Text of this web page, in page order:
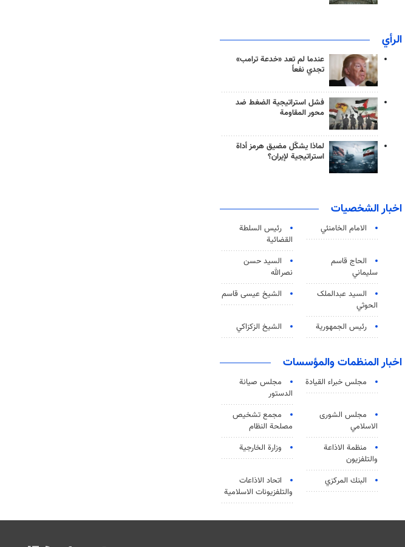
الرأي
عندما لم تعد «خدعة ترامب»
تجدي نفعاً
فشل استراتيجية الضغط ضد
محور المقاومة
لماذا يشكّل مضيق هرمز أداة
استراتيجية لإيران؟
اخبار الشخصيات
الامام الخامنئي
رئیس السلطة
القضائیة
الحاج قاسم
سليماني
السيد حسن
نصرالله
السید عبدالملک
الحوثي
الشيخ عيسى قاسم
رئيس الجمهورية الشيخ الزكزاكي
اخبار المنظمات والمؤسسات
مجلس خبراء القيادة
مجلس صيانة
الدستور
مجلس الشورى
الاسلامي
مجمع تشخيص
مصلحة النظام
منظمة الاذاعة
والتلفزیون
وزارة الخارجية
البنك المركزي
اتحاد الاذاعات
والتلفزيونات الاسلامية